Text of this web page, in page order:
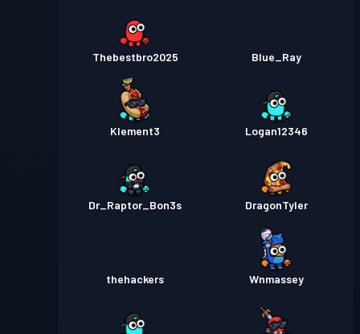
Thebestbro2025 Blue_Ray
Klement3 Logan12346
Dr_Raptor_Bon3s DragonTyler
thehackers Wnmassey